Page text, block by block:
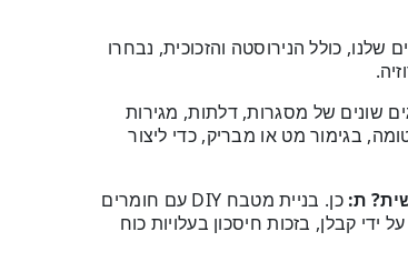
כולל הנירוסטה והזכוכית, נבחרו
שונים של מסגרות, דלתות, מגירות
בגימור מט או מבריק, כדי ליצור
ת:
כן. בניית מטבח DIY עם חומרים
קבלן, בזכות חיסכון בעלויות כוח